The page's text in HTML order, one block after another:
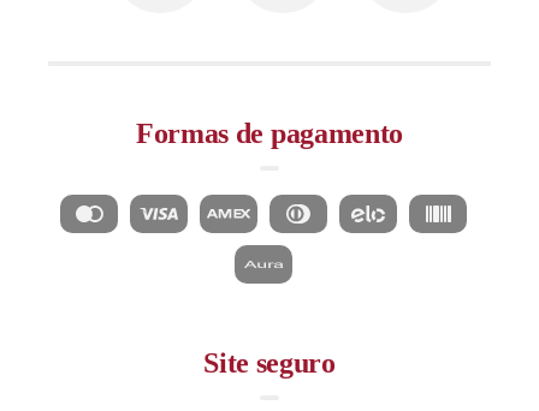
Formas de pagamento
Site seguro